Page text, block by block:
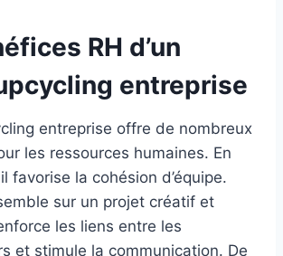
RH d’un
entreprise
entreprise offre de nombreux
les ressources humaines. En
favorise la cohésion d’équipe.
sur un projet créatif et
les liens entre les
et stimule la communication. De